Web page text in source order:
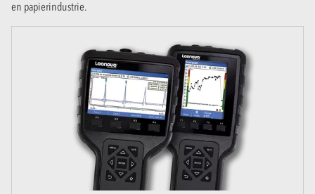
en papierindustrie.